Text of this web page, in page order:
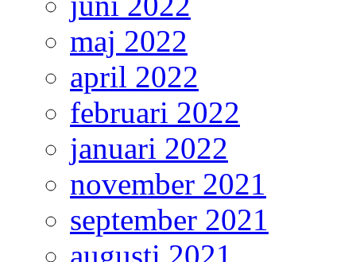
maj 2022
april 2022
februari 2022
januari 2022
november 2021
september 2021
augusti 2021